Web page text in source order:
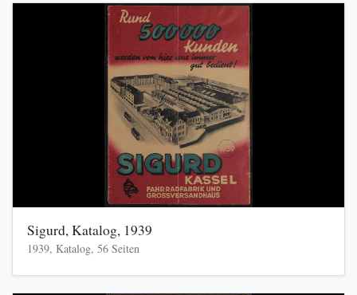
Sigurd, Katalog, 1939
1939, Katalog, 56 Seiten